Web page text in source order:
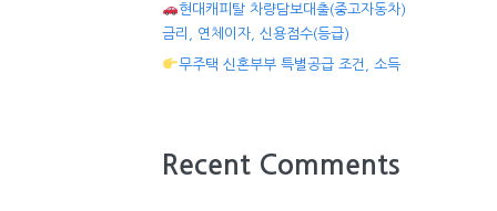
현대캐피탈 차량담보대출(중고자동차)
금리, 연체이자, 신용점수(등급)
무주택 신혼부부 특별공급 조건, 소득
Recent Comments